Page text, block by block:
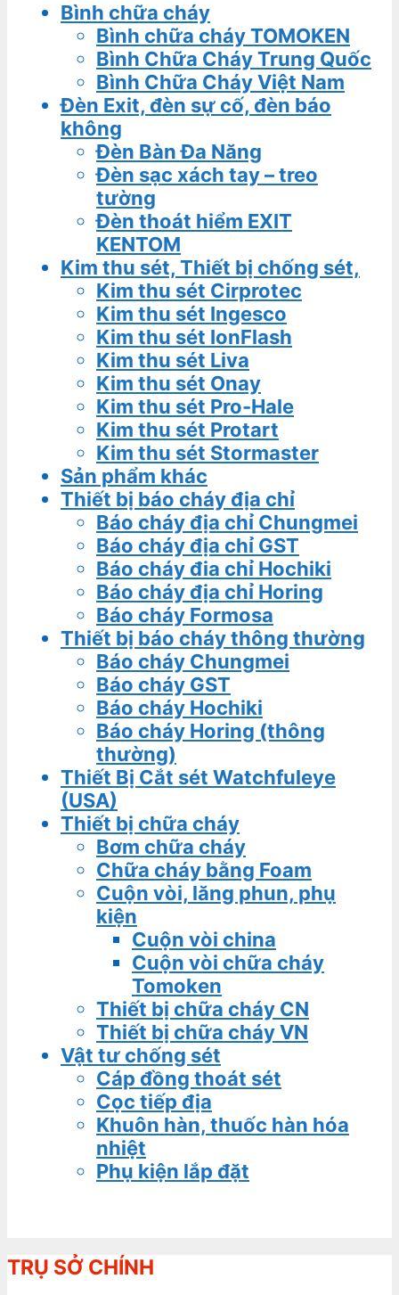
Bình chữa cháy
Bình chữa cháy TOMOKEN
Bình Chữa Cháy Trung Quốc
Bình Chữa Cháy Việt Nam
Đèn Exit, đèn sự cố, đèn báo
không
Đèn Bàn Đa Năng
Đèn sạc xách tay – treo
tường
Đèn thoát hiểm EXIT
KENTOM
Kim thu sét, Thiết bị chống sét,
Kim thu sét Cirprotec
Kim thu sét Ingesco
Kim thu sét IonFlash
Kim thu sét Liva
Kim thu sét Onay
Kim thu sét Pro-Hale
Kim thu sét Protart
Kim thu sét Stormaster
Sản phẩm khác
Thiết bị báo cháy địa chỉ
Báo cháy địa chỉ Chungmei
Báo cháy địa chỉ GST
Báo cháy đia chỉ Hochiki
Báo cháy địa chỉ Horing
Báo cháy Formosa
Thiết bị báo cháy thông thường
Báo cháy Chungmei
Báo cháy GST
Báo cháy Hochiki
Báo cháy Horing (thông
thường)
Thiết Bị Cắt sét Watchfuleye
(USA)
Thiết bị chữa cháy
Bơm chữa cháy
Chữa cháy bằng Foam
Cuộn vòi, lăng phun, phụ
kiện
Cuộn vòi china
Cuộn vòi chữa cháy
Tomoken
Thiết bị chữa cháy CN
Thiết bị chữa cháy VN
Vật tư chống sét
Cáp đồng thoát sét
Cọc tiếp địa
Khuôn hàn, thuốc hàn hóa
nhiệt
Phụ kiện lắp đặt
TRỤ SỞ CHÍNH